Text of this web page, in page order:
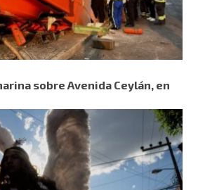
sobre Avenida Ceylán, en